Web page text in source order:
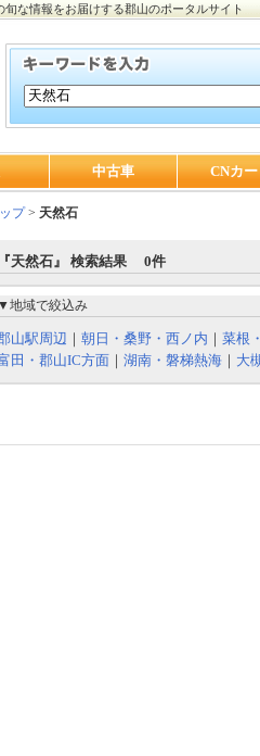
な情報をお届けする郡山のポータルサイト
中古車 CNカ
プ> 天然石
『天然石』 検索結果 0件
▼地域で絞込み
山駅周辺 ｜ 朝日・桑野・西ノ内 ｜ 菜根
田・郡山IC方面 ｜ 湖南・磐梯熱海 ｜ 大